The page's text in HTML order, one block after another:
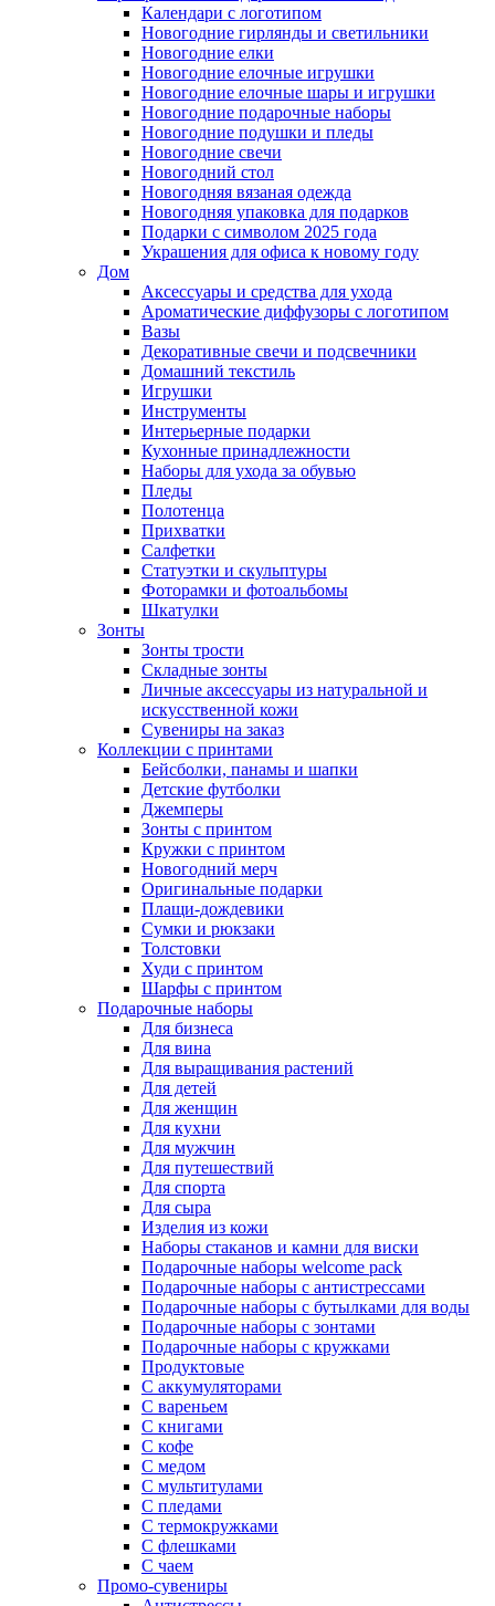
Календари с логотипом
Новогодние гирлянды и светильники
Новогодние елки
Новогодние елочные игрушки
Новогодние елочные шары и игрушки
Новогодние подарочные наборы
Новогодние подушки и пледы
Новогодние свечи
Новогодний стол
Новогодняя вязаная одежда
Новогодняя упаковка для подарков
Подарки с символом 2025 года
Украшения для офиса к новому году
Дом
Аксессуары и средства для ухода
Ароматические диффузоры с логотипом
Вазы
Декоративные свечи и подсвечники
Домашний текстиль
Игрушки
Инструменты
Интерьерные подарки
Кухонные принадлежности
Наборы для ухода за обувью
Пледы
Полотенца
Прихватки
Салфетки
Статуэтки и скульптуры
Фоторамки и фотоальбомы
Шкатулки
Зонты
Зонты трости
Складные зонты
Личные аксессуары из натуральной и
искусственной кожи
Сувениры на заказ
Коллекции с принтами
Бейсболки, панамы и шапки
Детские футболки
Джемперы
Зонты с принтом
Кружки с принтом
Новогодний мерч
Оригинальные подарки
Плащи-дождевики
Сумки и рюкзаки
Толстовки
Худи с принтом
Шарфы с принтом
Подарочные наборы
Для бизнеса
Для вина
Для выращивания растений
Для детей
Для женщин
Для кухни
Для мужчин
Для путешествий
Для спорта
Для сыра
Изделия из кожи
Наборы стаканов и камни для виски
Подарочные наборы welcome pack
Подарочные наборы с антистрессами
Подарочные наборы с бутылками для воды
Подарочные наборы с зонтами
Подарочные наборы с кружками
Продуктовые
С аккумуляторами
С вареньем
С книгами
С кофе
С медом
С мультитулами
С пледами
С термокружками
С флешками
С чаем
Промо-сувениры